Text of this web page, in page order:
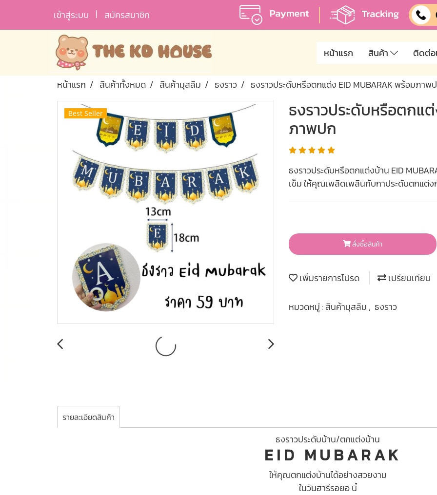
เข้าสู่ระบบ สมัครสมาชิก
หน้าแรก สินค้า ติดต่อ
หน้าแรก สินค้าทั้งหมด สินค้ามุสลิม ธงราว ธงราวประดับหรือตกแต่ง EID MUBARAK พร้อมภาพ
Best Seller ธงราวประดับหรือตกแ
ภาพปก
ธงราวประดับหรือตกแต่งบ้าน EID
เข็ม ให้คุณเพลิดเพลินกับกาประดับตกแต่
สั่งซื้อสินค้า
เพิ่มรายการโปรด เปรียบเทียบ
หมวดหมู่ :สินค้ามุสลิม , ธงราว
รายละเอียดสินค้า
ธงราวประดับบ้าน/ตกแต่งบ้าน
E I D M U B A R A K
ให้คุณตกแต่งบ้านได้อย่างสวยงาม
ในวันฮารีรอยอ นี้